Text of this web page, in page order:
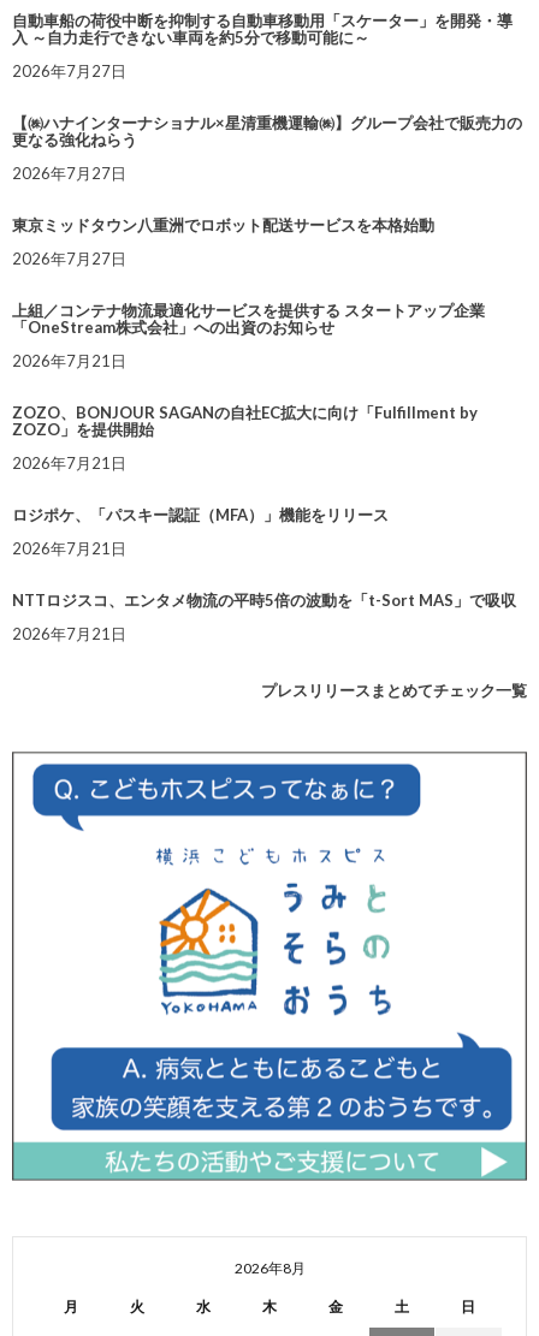
自動車船の荷役中断を抑制する自動車移動用「スケーター」を開発・導
入 ～自力走行できない車両を約5分で移動可能に～
2026年7月27日
【㈱ハナインターナショナル×星清重機運輸㈱】グループ会社で販売力の
更なる強化ねらう
2026年7月27日
東京ミッドタウン八重洲でロボット配送サービスを本格始動
2026年7月27日
上組／コンテナ物流最適化サービスを提供する スタートアップ企業
「OneStream株式会社」への出資のお知らせ
2026年7月21日
ZOZO、BONJOUR SAGANの自社EC拡大に向け「Fulfillment by
ZOZO」を提供開始
2026年7月21日
ロジポケ、「パスキー認証（MFA）」機能をリリース
2026年7月21日
NTTロジスコ、エンタメ物流の平時5倍の波動を「t-Sort MAS」で吸収
2026年7月21日
プレスリリースまとめてチェック一覧
2026年8月
月 火 水 木 金 土 日